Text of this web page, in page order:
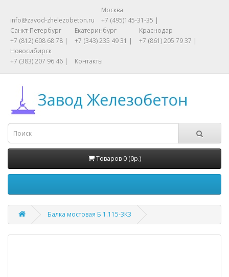
info@zavod-zhelezobeton.ru
Москва
+7 (495)145-31-35 |
Санкт-Петербург
+7 (812) 608 68 78 |
Екатеринбург
+7 (343) 235 49 31 |
Краснодар
+7 (861) 205 79 37 |
Новосибирск
+7 (383) 207 96 46 |
Контакты
Товаров 0 (0р.)
Балка мостовая Б 1.115-3К3